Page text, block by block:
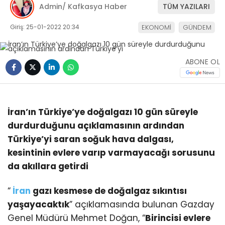
Admin/ Kafkasya Haber TÜM YAZILARI
Giriş: 25-01-2022 20:34 EKONOMİ GÜNDEM
ABONE OL
İran’ın Türkiye’ye doğalgazı 10 gün süreyle
durdurduğunu açıklamasının ardından
Türkiye’yi saran soğuk hava dalgası,
kesintinin evlere varıp varmayacağı sorusunu
da akıllara getirdi
“ İran gazı kesmese de doğalgaz sıkıntısı
yaşayacaktık” açıklamasında bulunan Gazday
Genel Müdürü Mehmet Doğan, “Birincisi evlere